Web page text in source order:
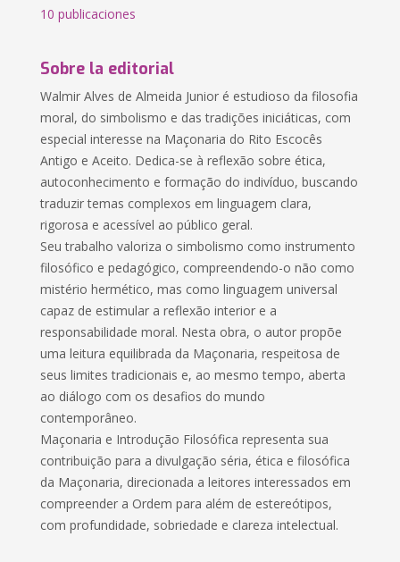
10 publicaciones
Sobre la editorial
Walmir Alves de Almeida Junior é estudioso da filosofia
moral, do simbolismo e das tradições iniciáticas, com
especial interesse na Maçonaria do Rito Escocês
Antigo e Aceito. Dedica-se à reflexão sobre ética,
autoconhecimento e formação do indivíduo, buscando
traduzir temas complexos em linguagem clara,
rigorosa e acessível ao público geral.
Seu trabalho valoriza o simbolismo como instrumento
filosófico e pedagógico, compreendendo-o não como
mistério hermético, mas como linguagem universal
capaz de estimular a reflexão interior e a
responsabilidade moral. Nesta obra, o autor propõe
uma leitura equilibrada da Maçonaria, respeitosa de
seus limites tradicionais e, ao mesmo tempo, aberta
ao diálogo com os desafios do mundo
contemporâneo.
Maçonaria e Introdução Filosófica representa sua
contribuição para a divulgação séria, ética e filosófica
da Maçonaria, direcionada a leitores interessados em
compreender a Ordem para além de estereótipos,
com profundidade, sobriedade e clareza intelectual.